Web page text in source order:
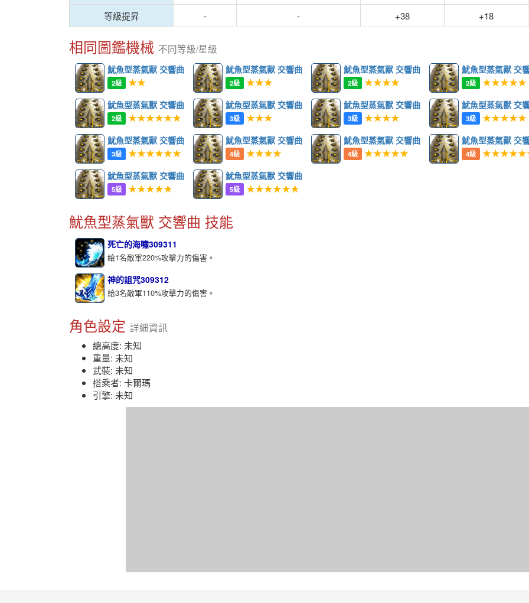
等級提昇
- - +38 +18
相同圖鑑機械 不同等級/星級
魷魚型蒸氣獸 交響曲
2級 ★★
魷魚型蒸氣獸 交響曲
2級 ★★★
魷魚型蒸氣獸 交響曲
2級 ★★★★
魷魚型蒸氣獸 交
2級 ★★★★★
魷魚型蒸氣獸 交響曲
2級 ★★★★★★
魷魚型蒸氣獸 交響曲
3級 ★★★
魷魚型蒸氣獸 交響曲
3級 ★★★★
魷魚型蒸氣獸 交
3級 ★★★★★
魷魚型蒸氣獸 交響曲
3級 ★★★★★★
魷魚型蒸氣獸 交響曲
4級 ★★★★
魷魚型蒸氣獸 交響曲
4級 ★★★★★
魷魚型蒸氣獸 交
4級
魷魚型蒸氣獸 交響曲
5級 ★★★★★
魷魚型蒸氣獸 交響曲
5級 ★★★★★★
魷魚型蒸氣獸 交響曲 技能
死亡的海嘯309311
給1名敵軍220%攻擊力的傷害。
神的詛咒309312
給3名敵軍110%攻擊力的傷害。
角色設定 詳細資訊
總高度: 未知
重量: 未知
武裝: 未知
搭乘者: 卡爾瑪
引擎: 未知